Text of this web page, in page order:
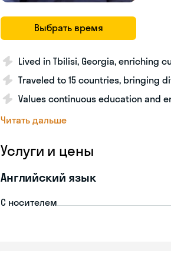
Выбрать время
Lived in Tbilisi, Georgia, enriching
Traveled to 15 countries, bringing
Values continuous education and
Читать дальше
Услуги и цены
Английский язык
С носителем